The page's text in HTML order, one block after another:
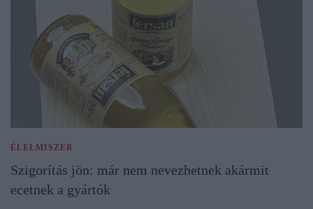
ÉLELMISZER
Szigorítás jön: már nem nevezhetnek akármit
ecetnek a gyártók